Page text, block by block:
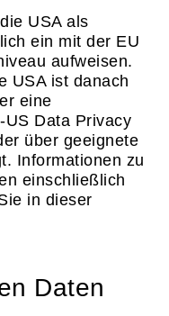
USA als
ein mit der EU
aufweisen.
USA ist danach
eine
US Data Privacy
über geeignete
Informationen zu
einschließlich
in dieser
Daten